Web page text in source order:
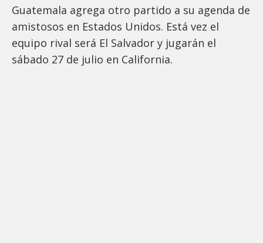
Guatemala agrega otro partido a su agenda de
amistosos en Estados Unidos. Está vez el
equipo rival será El Salvador y jugarán el
sábado 27 de julio en California.